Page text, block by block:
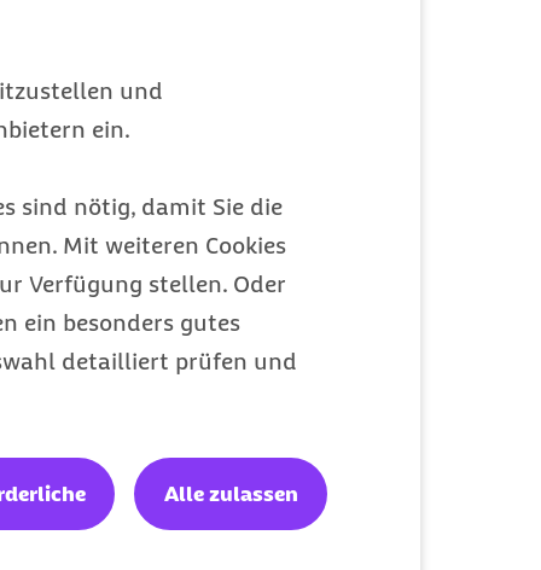
und
ein.
sind nötig, damit Sie die
Mit weiteren Cookies
Verfügung stellen. Oder
ein besonders gutes
detailliert prüfen und
Alle zulassen
Mensch
bekommt